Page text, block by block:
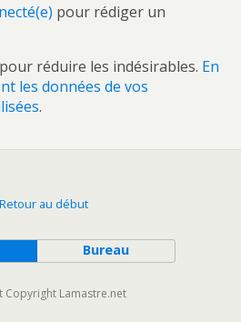
pour rédiger un
réduire les indésirables. En
les données de vos
.
Retour au début
Bureau
Copyright Lamastre.net